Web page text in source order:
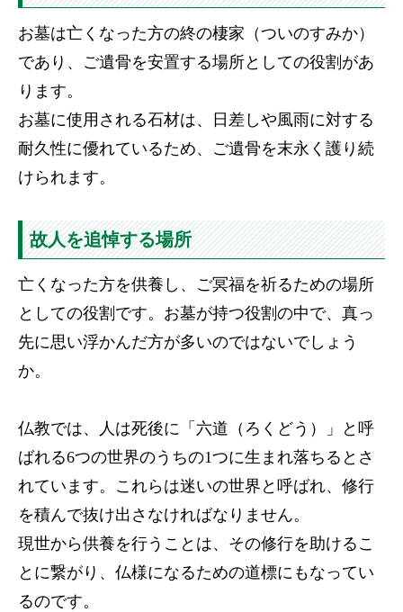
お墓は亡くなった方の終の棲家（ついのすみか）
であり、ご遺骨を安置する場所としての役割があ
ります。
お墓に使用される石材は、日差しや風雨に対する
耐久性に優れているため、ご遺骨を末永く護り続
けられます。
故人を追悼する場所
亡くなった方を供養し、ご冥福を祈るための場所
としての役割です。お墓が持つ役割の中で、真っ
先に思い浮かんだ方が多いのではないでしょう
か。
仏教では、人は死後に「六道（ろくどう）」と呼
ばれる6つの世界のうちの1つに生まれ落ちるとさ
れています。これらは迷いの世界と呼ばれ、修行
を積んで抜け出さなければなりません。
現世から供養を行うことは、その修行を助けるこ
とに繋がり、仏様になるための道標にもなってい
るのです。